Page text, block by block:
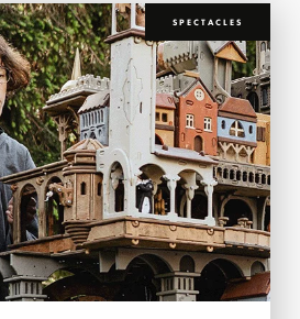
SPECTACLES